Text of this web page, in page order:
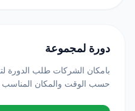
دورة لمجموعة
بامكان الشركات طلب الدورة
حسب الوقت والمكان المناسب